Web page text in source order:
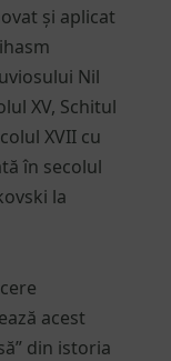
și aplicat
Nil
XV, Schitul
XVII cu
în secolul
la
acest
din istoria